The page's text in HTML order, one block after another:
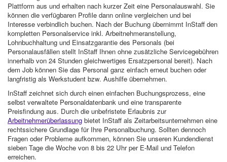
Plattform aus und erhalten nach kurzer Zeit eine Personalauswahl. Sie
können die verfügbaren Profile dann online vergleichen und bei
Interesse verbindlich buchen. Nach der Buchung übernimmt InStaff den
kompletten Personalservice inkl. Arbeitnehmeranstellung,
Lohnbuchhaltung und Einsatzgarantie des Personals (bei
Personalausfällen stellt InStaff Ihnen ohne zusätzliche Servicegebühren
innerhalb von 24 Stunden gleichwertiges Ersatzpersonal bereit). Nach
dem Job können Sie das Personal ganz einfach erneut buchen oder
langfristig als Werkstudent bzw. Aushilfe übernehmen.
InStaff zeichnet sich durch einen einfachen Buchungsprozess, eine
selbst verwaltete Personaldatenbank und eine transparente
Preisfindung aus. Durch die unbefristete Erlaubnis zur
Arbeitnehmerüberlassung bietet InStaff als Zeitarbeitsunternehmen eine
rechtssichere Grundlage für Ihre Personalbuchung. Sollten dennoch
Fragen oder Probleme aufkommen, können Sie unseren Kundendienst
sieben Tage die Woche von 8 bis 22 Uhr per E-Mail und Telefon
erreichen.